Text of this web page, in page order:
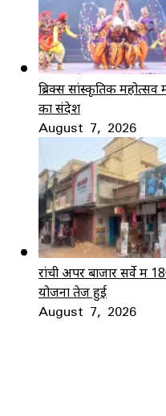
ब्रिक्स सांस्कृतिक
का संदेश
August 7, 2026
रांची अपर बाजार सर्वे में
योजना तेज हुई
August 7, 2026